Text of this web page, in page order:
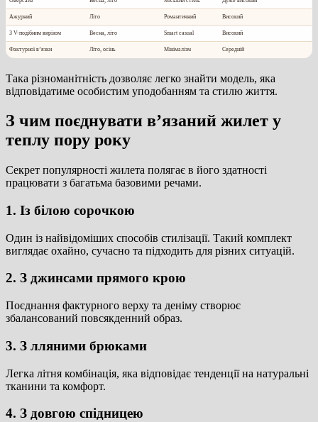
Ажурний Літо Романтичний Високий
З V-подібним вирізом Весна, літо Smart casual Високий
Фактурної в’язки Літо, осінь Мінімалізм Середній
Така різноманітність дозволяє легко знайти модель, яка
відповідатиме особистим уподобанням та стилю життя.
З чим поєднувати в’язаний жилет у
теплу пору року
Секрет популярності жилета полягає в його здатності
працювати з багатьма базовими речами.
1. Із білою сорочкою
Один із найвідоміших способів стилізації. Такий комплект
виглядає охайно, сучасно та підходить для різних ситуацій.
2. З джинсами прямого крою
Поєднання фактурного верху та деніму створює
збалансований повсякденний образ.
3. З лляними брюками
Легка літня комбінація, яка відповідає тенденції на натуральні
тканини та комфорт.
4. З довгою спідницею